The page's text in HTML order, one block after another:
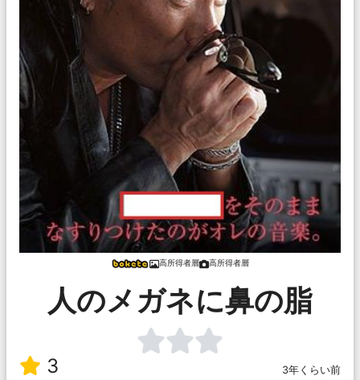
高所得者層 高所得者層
人のメガネに鼻の脂
3 3年くらい前